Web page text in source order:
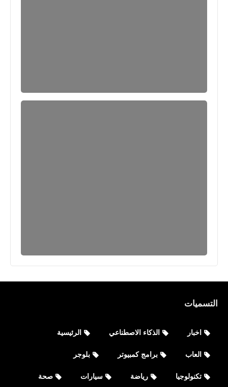
التسميات
اخبار الذكاء الاصطناعي الرئيسية
العاب برامج كمبيوتر بلوجر
تكنولوجيا رياضة سيارات صحة